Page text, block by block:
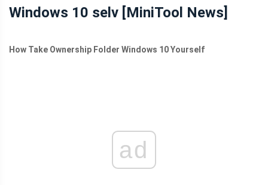
Windows 10 selv [MiniTool News]
How Take Ownership Folder Windows 10 Yourself
ad